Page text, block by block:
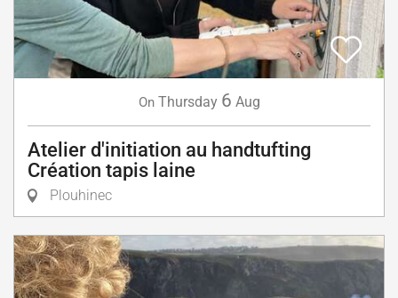
On Thursday 6 Aug
Atelier d'initiation au handtufting
Création tapis laine
Plouhinec